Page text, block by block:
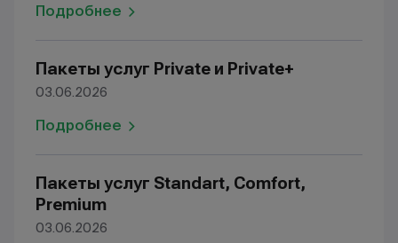
Подробнее
Пакеты услуг Private и Private+
03.06.2026
Подробнее
Пакеты услуг Standart, Comfort,
Premium
03.06.2026